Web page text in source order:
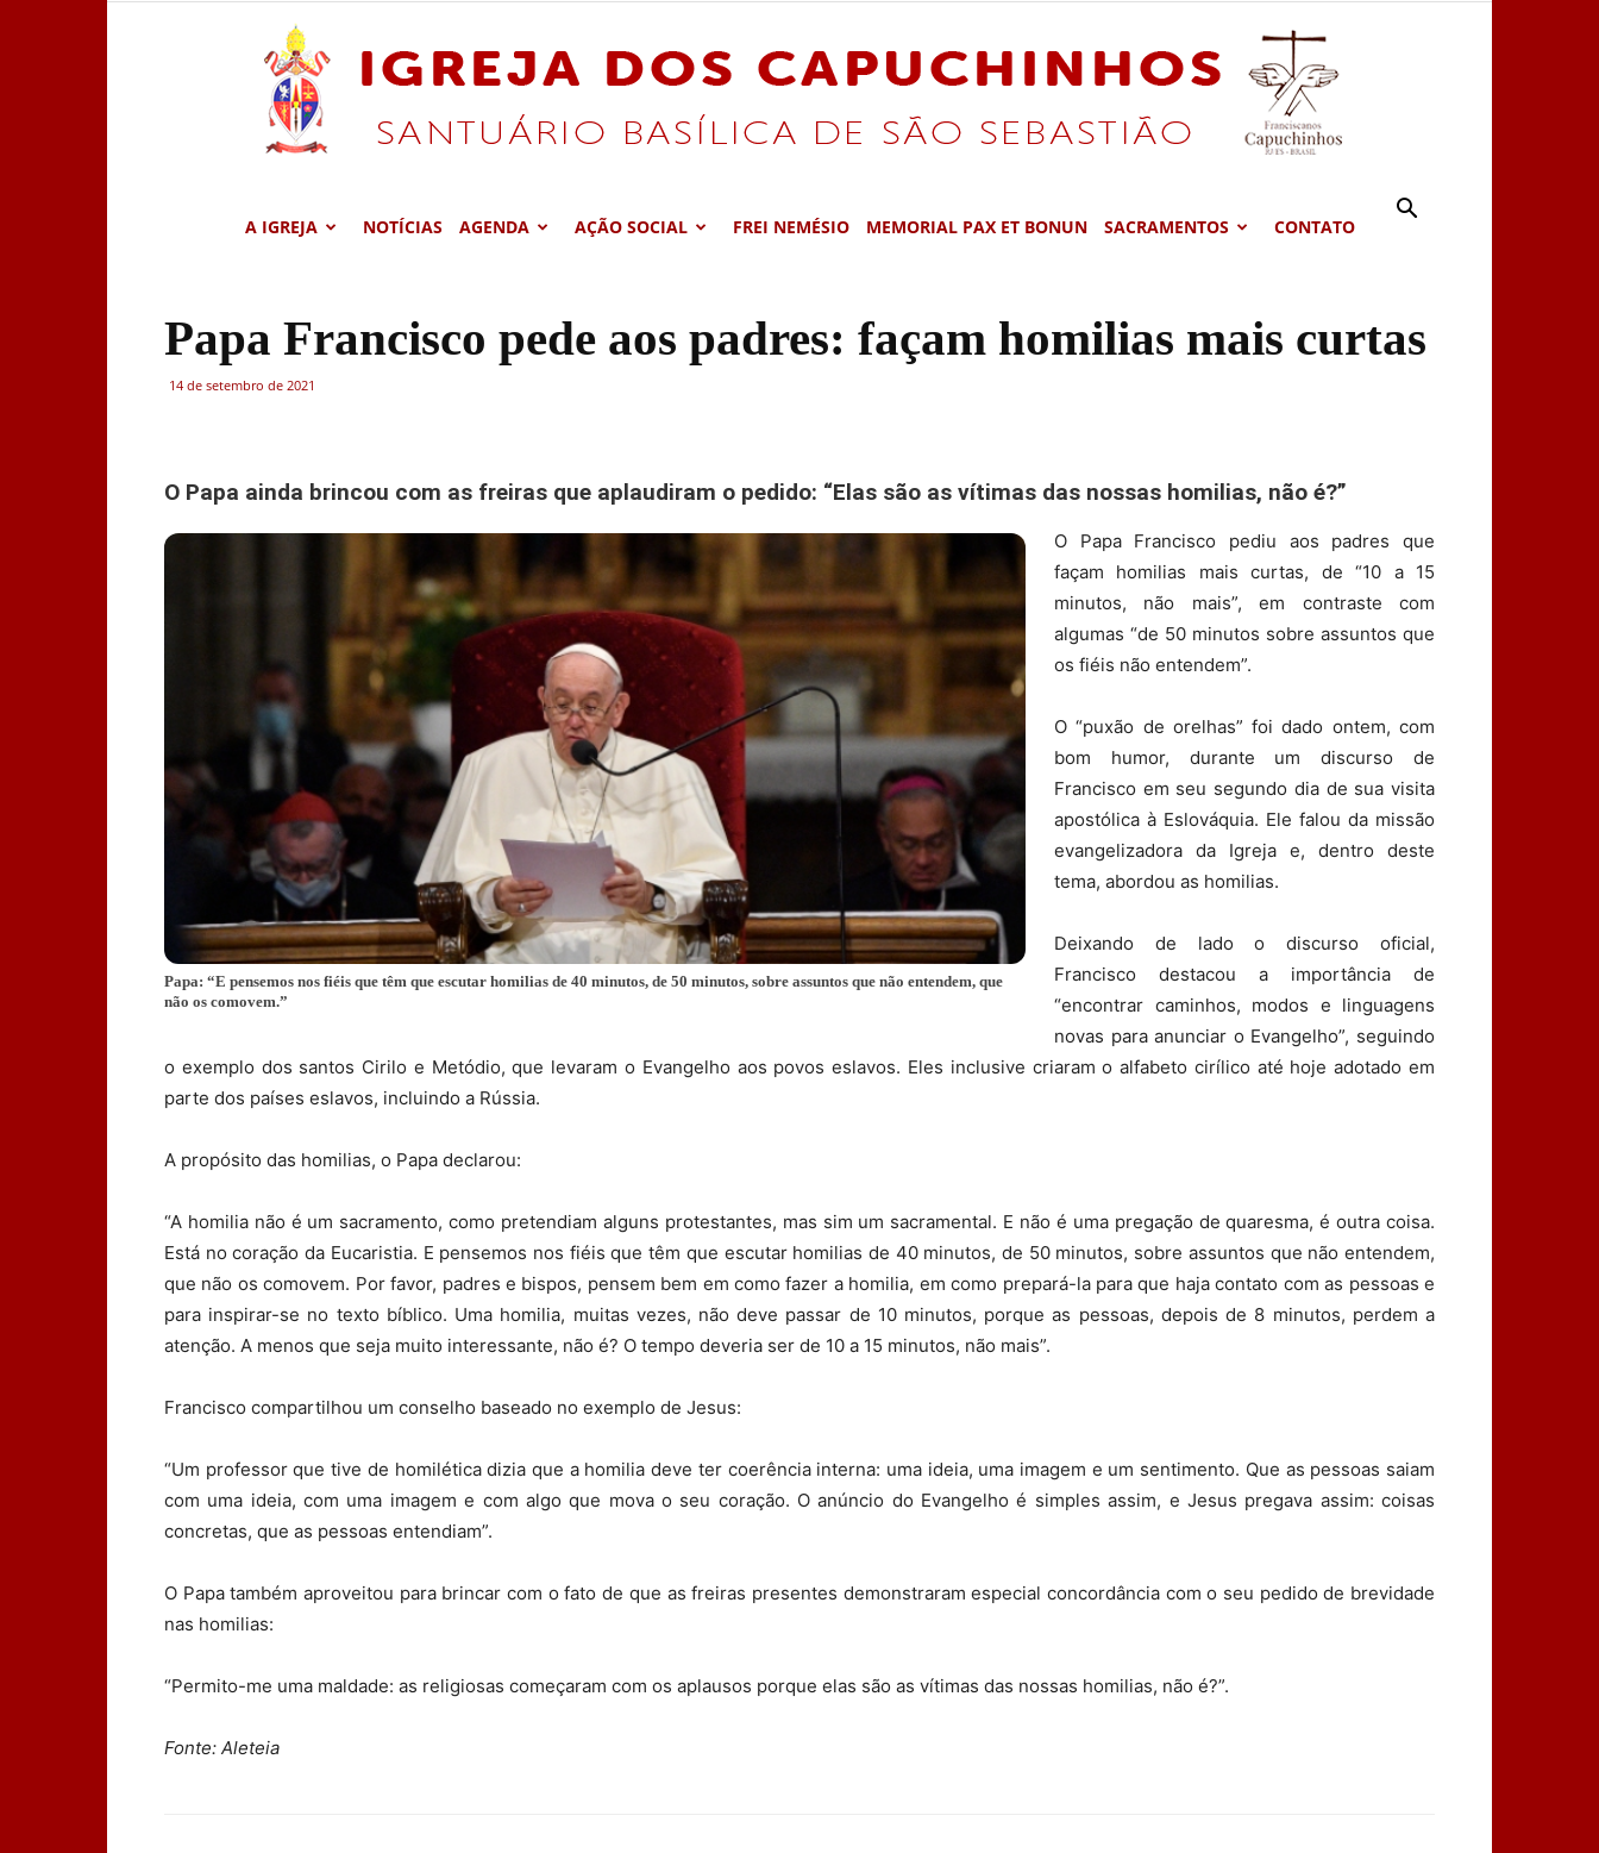
A IGREJA NOTÍCIAS AGENDA AÇÃO SOCIAL FREI NEMÉSIO MEMORIAL PAX ET BONUN SACRAMENTOS CONTATO
Papa Francisco pede aos padres: façam homilias mais curtas
14 de setembro de 2021
O Papa ainda brincou com as freiras que aplaudiram o pedido: “Elas são as vítimas das nossas homilias, não é?”
Papa: “E pensemos nos fiéis que têm que escutar homilias de 40 minutos, de 50 minutos, sobre assuntos que não entendem, que
não os comovem.”
O Papa Francisco pediu aos padres que
façam homilias mais curtas, de “10 a 15
minutos, não mais”, em contraste com
algumas “de 50 minutos sobre assuntos que
os fiéis não entendem”.
O “puxão de orelhas” foi dado ontem, com
bom humor, durante um discurso de
Francisco em seu segundo dia de sua visita
apostólica à Eslováquia. Ele falou da missão
evangelizadora da Igreja e, dentro deste
tema, abordou as homilias.
Deixando de lado o discurso oficial,
Francisco destacou a importância de
“encontrar caminhos, modos e linguagens
novas para anunciar o Evangelho”, seguindo
o exemplo dos santos Cirilo e Metódio, que levaram o Evangelho aos povos eslavos. Eles inclusive criaram o alfabeto cirílico até hoje adotado em
parte dos países eslavos, incluindo a Rússia.
A propósito das homilias, o Papa declarou:
“A homilia não é um sacramento, como pretendiam alguns protestantes, mas sim um sacramental. E não é uma pregação de quaresma, é outra coisa.
Está no coração da Eucaristia. E pensemos nos fiéis que têm que escutar homilias de 40 minutos, de 50 minutos, sobre assuntos que não entendem,
que não os comovem. Por favor, padres e bispos, pensem bem em como fazer a homilia, em como prepará-la para que haja contato com as pessoas e
para inspirar-se no texto bíblico. Uma homilia, muitas vezes, não deve passar de 10 minutos, porque as pessoas, depois de 8 minutos, perdem a
atenção. A menos que seja muito interessante, não é? O tempo deveria ser de 10 a 15 minutos, não mais”.
Francisco compartilhou um conselho baseado no exemplo de Jesus:
“Um professor que tive de homilética dizia que a homilia deve ter coerência interna: uma ideia, uma imagem e um sentimento. Que as pessoas saiam
com uma ideia, com uma imagem e com algo que mova o seu coração. O anúncio do Evangelho é simples assim, e Jesus pregava assim: coisas
concretas, que as pessoas entendiam”.
O Papa também aproveitou para brincar com o fato de que as freiras presentes demonstraram especial concordância com o seu pedido de brevidade
nas homilias:
“Permito-me uma maldade: as religiosas começaram com os aplausos porque elas são as vítimas das nossas homilias, não é?”.
Fonte: Aleteia